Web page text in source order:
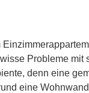
Probleme mit
denn eine
eine